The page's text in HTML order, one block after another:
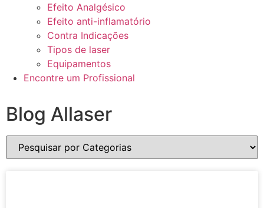
Efeito Analgésico
Efeito anti-inflamatório
Contra Indicações
Tipos de laser
Equipamentos
Encontre um Profissional
Blog Allaser